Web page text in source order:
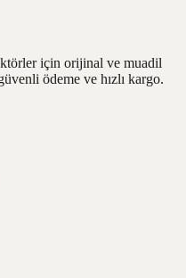
için orijinal ve muadil
ödeme ve hızlı kargo.